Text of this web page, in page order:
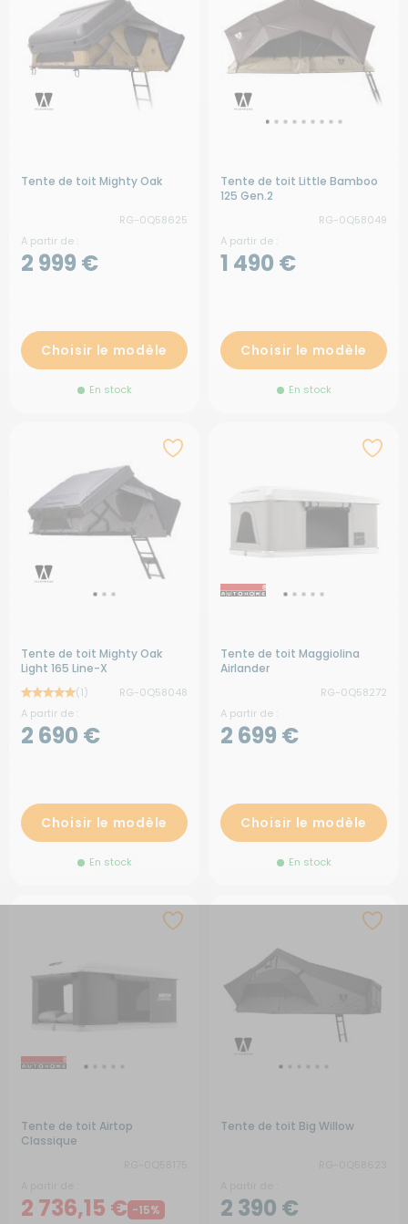
Tente de toit Mighty Oak
RG-0Q58625
A partir de :
2 999 €
Choisir le modèle
En stock
Tente de toit Little Bamboo
125 Gen.2
RG-0Q58049
A partir de :
1 490 €
Choisir le modèle
En stock
Tente de toit Mighty Oak
Light 165 Line-X
(1)
RG-0Q58048
A partir de :
2 690 €
Choisir le modèle
En stock
Tente de toit Maggiolina
Airlander
RG-0Q58272
A partir de :
2 699 €
Choisir le modèle
En stock
Tente de toit Airtop
Classique
2 736,15 € -15%
Tente de toit Big Willow
2 390 €